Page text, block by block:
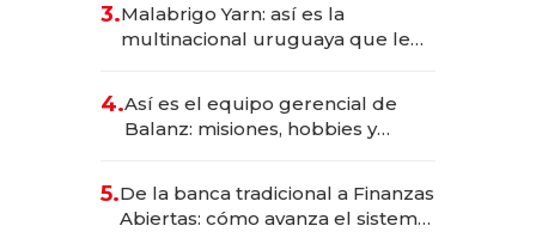
anticipación y prepara apertura
3.Malabrigo Yarn: así es la
multinacional uruguaya que le
4.Así es el equipo gerencial de
Balanz: misiones, hobbies y
5.De la banca tradicional a Finanzas
Abiertas: cómo avanza el sistema